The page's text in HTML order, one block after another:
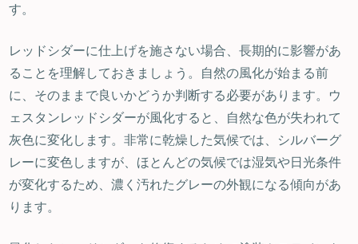
す。
レッドシダーに仕上げを施さない場合、長期的に影響があ
ることを理解しておきましょう。自然の風化が始まる前
に、そのままで良いかどうか判断する必要があります。ウ
ェスタンレッドシダーが風化すると、自然な色が失われて
灰色に変化します。非常に乾燥した気候では、シルバーグ
レーに変色しますが、ほとんどの気候では湿気や日光条件
が変化するため、濃く汚れたグレーの外観になる傾向があ
ります。